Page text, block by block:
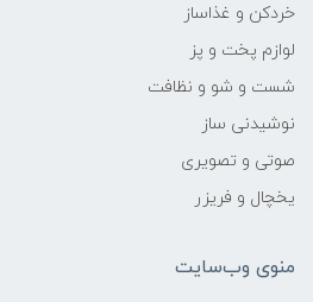
خردکن و غذاساز
لوازم پخت و پز
شست و شو و نظافت
نوشیدنی ساز
صوتی و تصویری
یخچال و فریزر
منوی وب‌سایت